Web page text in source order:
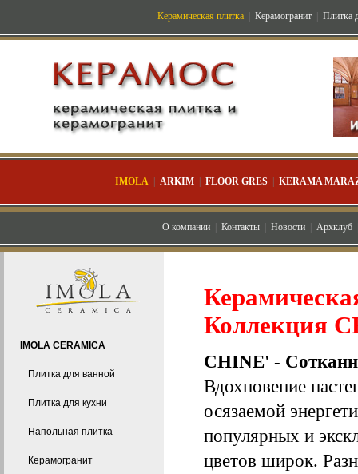
Керамическая плитка Керамогранит Плитка
IMOLA| ARKIM| FLOOR GRES| KERAMA
О компании| Контакты| Новости| Архклуб
IMOLA CERAMICA
Плитка для ванной
Плитка для кухни
Напольная плитка
Керамогранит
Коллекция
CHINE' -
Вдохновение
осязаемой
популярных и
цветов широк.